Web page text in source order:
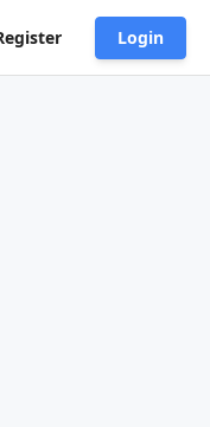
Login